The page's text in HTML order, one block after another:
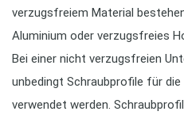
verzugsfreiem Material
Aluminium oder verzugsfreies
Bei einer nicht verzugsfreien
unbedingt Schraubprofile für
verwendet werden.